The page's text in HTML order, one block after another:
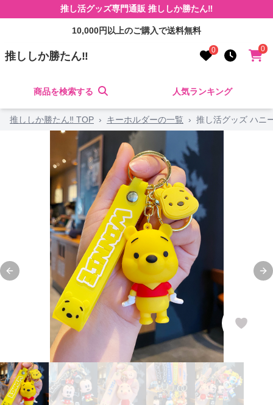
推し活グッズ専門通販 推ししか勝たん‼
10,000円以上のご購入で送料無料
推ししか勝たん‼ 0 0
商品を検索する 人気ランキング
推ししか勝たん‼ TOP › キーホルダーの一覧 › 推し活グッズ ハニ
Previous slide